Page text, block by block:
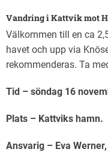
Vandring i Kattvik mot
Välkommen till en ca
havet och upp via
rekommenderas. Ta
Tid – söndag 16
Plats – Kattviks hamn.
Ansvarig – Eva